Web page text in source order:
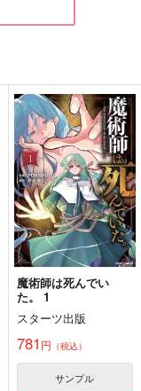
これは恋のはなし
オデオデン
880 円 （税込）
伊黒小芭内×甘露寺蜜璃
魔術師は死んでい
た。 1
スターツ出版
781 円 （税込）
サンプル